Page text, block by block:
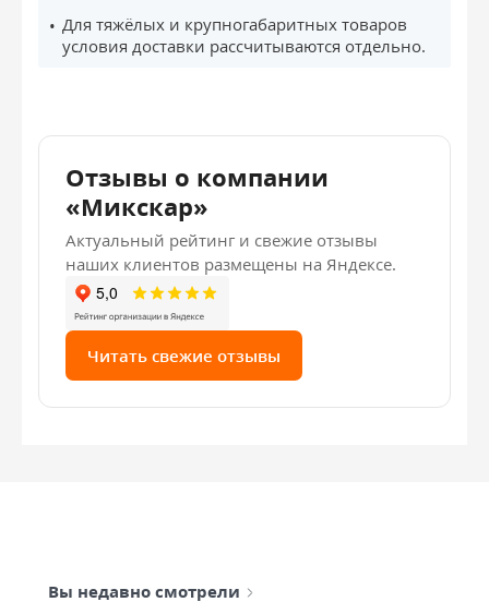
Для тяжёлых и крупногабаритных товаров
условия доставки рассчитываются отдельно.
Отзывы о компании
«Микскар»
Актуальный рейтинг и свежие отзывы
наших клиентов размещены на Яндексе.
Читать свежие отзывы
Вы недавно смотрели